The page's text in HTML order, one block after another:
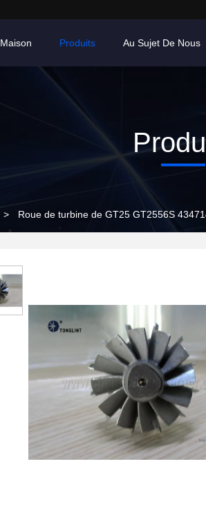
Maison Produits Au Sujet De Nous
> Roue de turbine de GT25 GT2556S